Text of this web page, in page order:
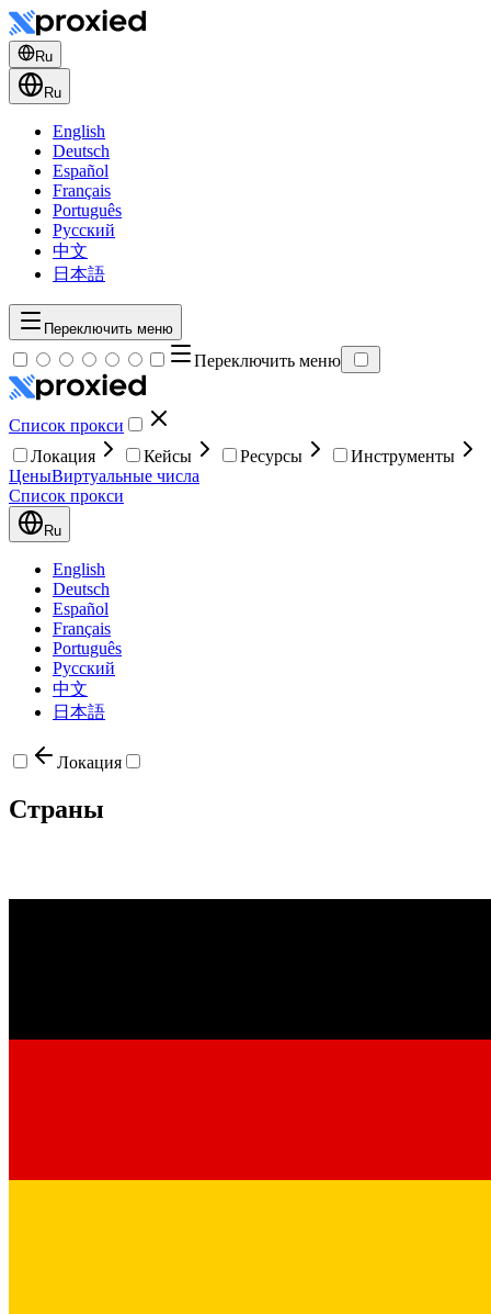
Ru
Ru
English
Deutsch
Español
Français
Português
Русский
中文
日本語
Переключить меню
Переключить меню
Список прокси
Локация
Кейсы Ресурсы
Инструменты
ЦеныВиртуальные числа
Список прокси
Ru
English
Deutsch
Español
Français
Português
Русский
中文
日本語
Локация
Страны